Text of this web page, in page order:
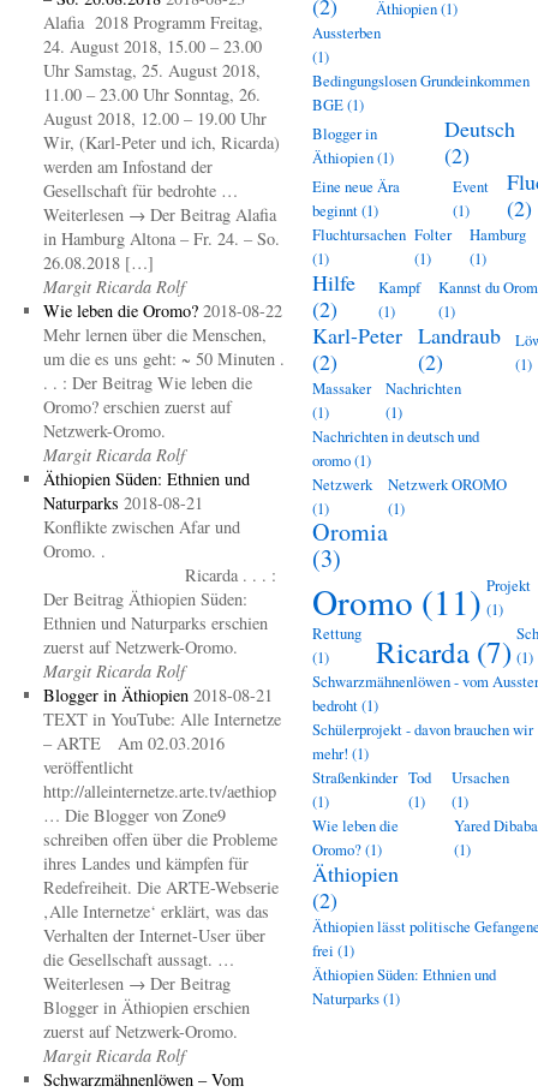
Alafia 2018 Programm Freitag,
24. August 2018, 15.00 – 23.00
Uhr Samstag, 25. August 2018,
11.00 – 23.00 Uhr Sonntag, 26.
August 2018, 12.00 – 19.00 Uhr
Wir, (Karl-Peter und ich, Ricarda)
werden am Infostand der
Gesellschaft für bedrohte …
Weiterlesen → Der Beitrag Alafia
in Hamburg Altona – Fr. 24. – So.
26.08.2018 […]
Margit Ricarda Rolf
Wie leben die Oromo? 2018-08-22
Mehr lernen über die Menschen,
um die es uns geht: ~ 50 Minuten .
. . : Der Beitrag Wie leben die
Oromo? erschien zuerst auf
Netzwerk-Oromo.
Margit Ricarda Rolf
Äthiopien Süden: Ethnien und
Naturparks 2018-08-21
Konflikte zwischen Afar und
Oromo. .
Ricarda . . . :
Der Beitrag Äthiopien Süden:
Ethnien und Naturparks erschien
zuerst auf Netzwerk-Oromo.
Margit Ricarda Rolf
Blogger in Äthiopien 2018-08-21
TEXT in YouTube: Alle Internetze
– ARTE Am 02.03.2016
veröffentlicht
http://alleinternetze.arte.tv/aethiop
… Die Blogger von Zone9
schreiben offen über die Probleme
ihres Landes und kämpfen für
Redefreiheit. Die ARTE-Webserie
‚Alle Internetze‘ erklärt, was das
Verhalten der Internet-User über
die Gesellschaft aussagt. …
Weiterlesen → Der Beitrag
Blogger in Äthiopien erschien
zuerst auf Netzwerk-Oromo.
Margit Ricarda Rolf
Schwarzmähnenlöwen – Vom
(2)
Äthiopien(1)
Aussterben
(1)
Bedingungslosen Grundeinkommen
BGE(1)
Blogger in
Äthiopien(1)
Deutsch
(2)
Eine neue Ära
beginnt(1)
Event
(1)
(2)
Fluchtursachen
(1)
Folter
(1)
Hamburg
(1)
Hilfe
(2)
Kampf
(1)
Kannst du
(1)
Karl-Peter
(2)
Landraub
(2)
(1)
Massaker
(1)
Nachrichten
(1)
Nachrichten in deutsch und
oromo(1)
Netzwerk
(1)
Netzwerk OROMO
(1)
Oromia
(3)
Oromo (11) Projekt
(1)
Rettung
(1)
Ricarda (7) (1)
Schwarzmähnenlöwen - vom
bedroht(1)
Schülerprojekt - davon brauchen wir
mehr! (1)
Straßenkinder
(1)
Tod
(1)
Ursachen
(1)
Wie leben die
Oromo?(1)
Yared Dibaba
(1)
Äthiopien
(2)
Äthiopien lässt politische
frei (1)
Äthiopien Süden: Ethnien und
Naturparks(1)